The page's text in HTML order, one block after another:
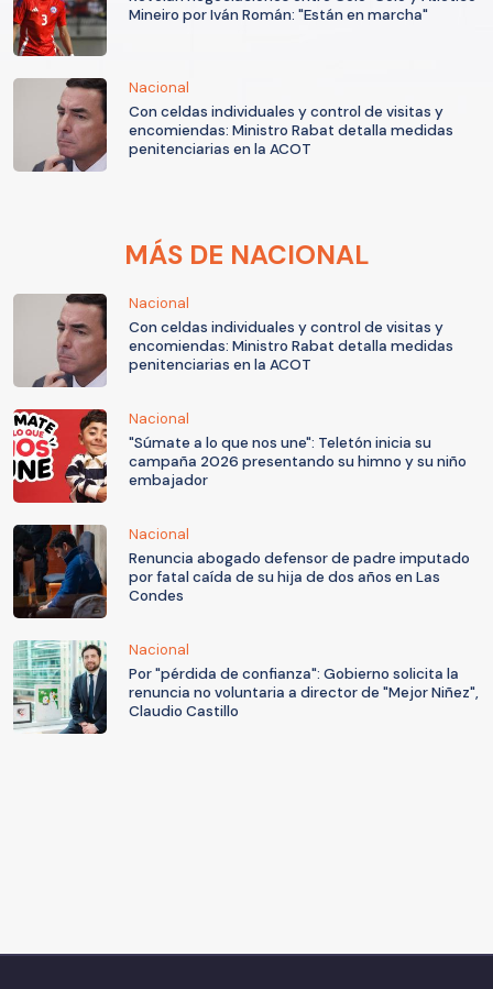
Mineiro por Iván Román: "Están en marcha"
Nacional
Con celdas individuales y control de visitas y
encomiendas: Ministro Rabat detalla medidas
penitenciarias en la ACOT
MÁS DE NACIONAL
Nacional
Con celdas individuales y control de visitas y
encomiendas: Ministro Rabat detalla medidas
penitenciarias en la ACOT
Nacional
"Súmate a lo que nos une": Teletón inicia su
campaña 2026 presentando su himno y su niño
embajador
Nacional
Renuncia abogado defensor de padre imputado
por fatal caída de su hija de dos años en Las
Condes
Nacional
Por "pérdida de confianza": Gobierno solicita la
renuncia no voluntaria a director de "Mejor Niñez",
Claudio Castillo